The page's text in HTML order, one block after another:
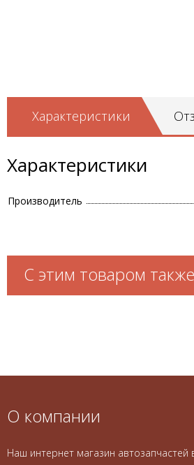
Характеристики
Характеристики
Производитель
С этим товаром
О компании
Наш интернет магазин автозапчастей